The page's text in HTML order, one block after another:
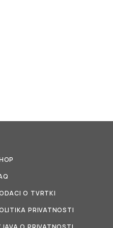
O TVRTKI
PRIVATNOSTI